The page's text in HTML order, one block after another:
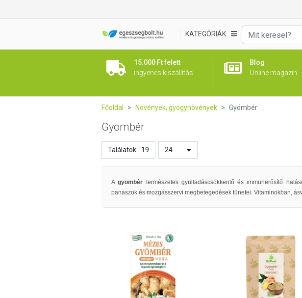
KATEGÓRIÁK
15.000 Ft felett
ingyenes kiszállítás
Blog
Online magazin
Főoldal Növények, gyógynövények Gyömbér
Gyömbér
Találatok: 19 24
Agyömbér természetes gyulladáscsökkentő és immunerősítő
panaszok és mozgásszervi megbetegedések tünetei. Vitaminokban,